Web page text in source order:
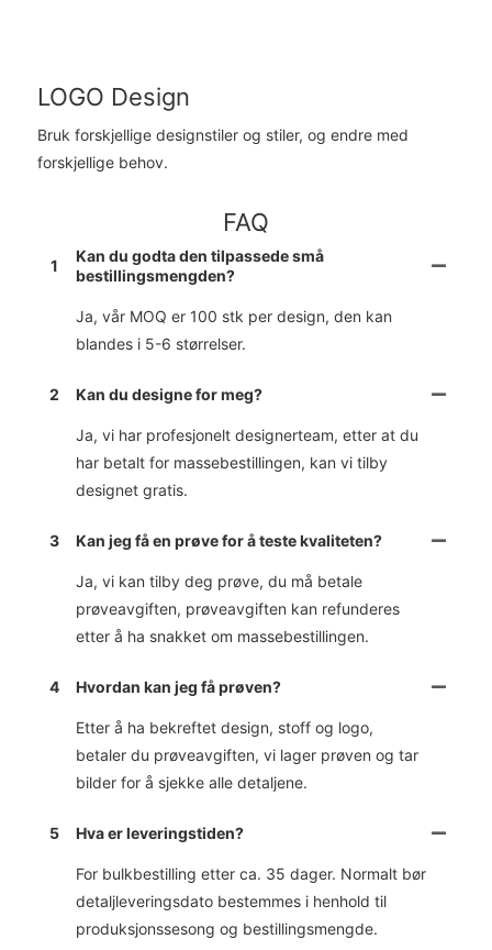
LOGO Design
Bruk forskjellige designstiler og stiler, og endre med
forskjellige behov.
FAQ
1
Kan du godta den tilpassede små
bestillingsmengden?
Ja, vår MOQ er 100 stk per design, den kan
blandes i 5-6 størrelser.
2 Kan du designe for meg?
Ja, vi har profesjonelt designerteam, etter at du
har betalt for massebestillingen, kan vi tilby
designet gratis.
3 Kan jeg få en prøve for å teste kvaliteten?
Ja, vi kan tilby deg prøve, du må betale
prøveavgiften, prøveavgiften kan refunderes
etter å ha snakket om massebestillingen.
4 Hvordan kan jeg få prøven?
Etter å ha bekreftet design, stoff og logo,
betaler du prøveavgiften, vi lager prøven og tar
bilder for å sjekke alle detaljene.
5 Hva er leveringstiden?
For bulkbestilling etter ca. 35 dager. Normalt bør
detaljleveringsdato bestemmes i henhold til
produksjonssesong og bestillingsmengde.